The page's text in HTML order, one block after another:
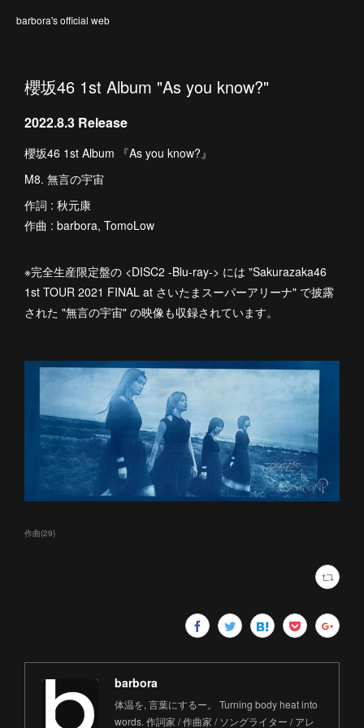
barbora's official web
櫻坂46 1st Album "As you know?"
2022.8.3 Release
櫻坂46 1st Album 『As you know?』
M8. 無言の宇宙
作詞 : 秋元康
作曲 : barbora, TomoLow
※完全生産限定盤の <DISC2 -Blu-ray-> には "Sakurazaka46
1st TOUR 2021 FINAL at さいたまスーパーアリーナ" で披露
された "無言の宇宙" の映像も収録されています。
作曲(29)
barbora
体温を, 言葉にするー。 Turning body heat into
words. 作詞家 / 作曲家 / ソングライター / アレ